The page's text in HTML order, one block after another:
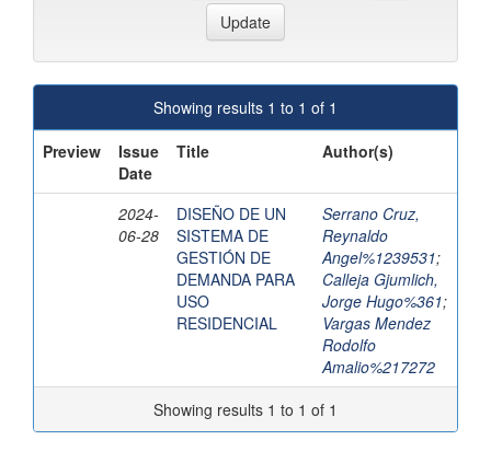
Showing results 1 to 1 of 1
Preview
Issue
Date
Title Author(s)
2024-
06-28
DISEÑO DE UN
SISTEMA DE
GESTIÓN DE
DEMANDA PARA
USO
RESIDENCIAL
Serrano Cruz,
Reynaldo
Angel%1239531;
Calleja Gjumlich,
Jorge Hugo%361;
Vargas Mendez
Rodolfo
Amalio%217272
Showing results 1 to 1 of 1